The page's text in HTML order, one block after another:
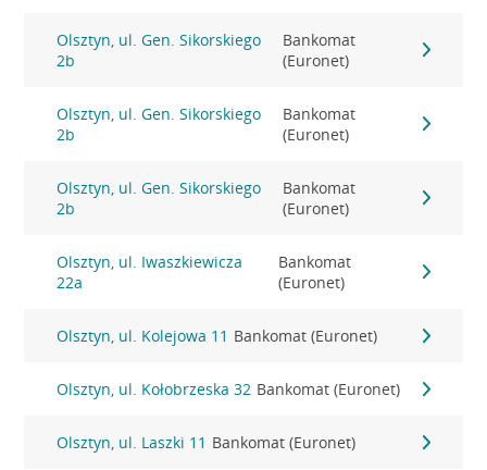
Olsztyn, ul. Gen. Sikorskiego
2b
Bankomat
(Euronet)
Olsztyn, ul. Gen. Sikorskiego
2b
Bankomat
(Euronet)
Olsztyn, ul. Gen. Sikorskiego
2b
Bankomat
(Euronet)
Olsztyn, ul. Iwaszkiewicza
22a
Bankomat
(Euronet)
Olsztyn, ul. Kolejowa 11 Bankomat (Euronet)
Olsztyn, ul. Kołobrzeska 32 Bankomat (Euronet)
Olsztyn, ul. Laszki 11 Bankomat (Euronet)